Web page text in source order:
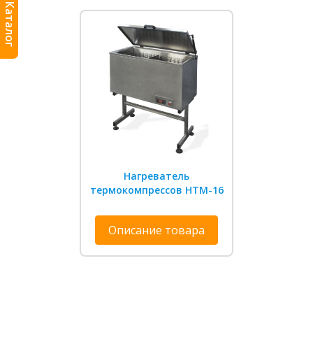
Каталог
Нагреватель
термокомпрессов НТМ-16
Описание товара